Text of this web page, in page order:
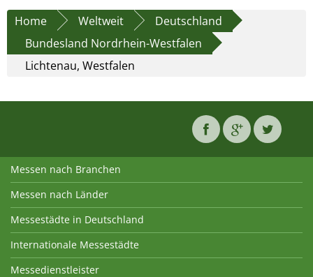
Home
Weltweit
Deutschland
Bundesland Nordrhein-Westfalen
Lichtenau, Westfalen
Messen nach Branchen
Messen nach Länder
Messestädte in Deutschland
Internationale Messestädte
Messedienstleister